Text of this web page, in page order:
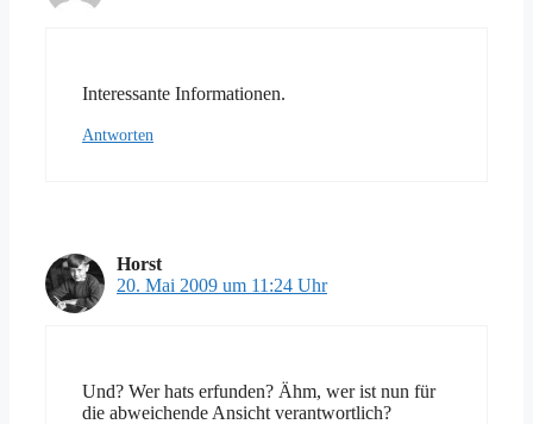
Interessante Informationen.
Antworten
Horst
20. Mai 2009 um 11:24 Uhr
Und? Wer hats erfunden? Ähm, wer ist nun für
die abweichende Ansicht verantwortlich?